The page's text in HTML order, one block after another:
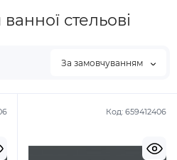
стельові
За замовчуванням
Код: 659412406